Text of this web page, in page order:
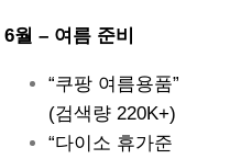
6월 – 여름 준비
“쿠팡 여름용품”
(검색량 220K+)
“다이소 휴가준